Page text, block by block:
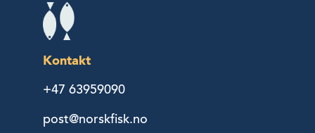
Kontakt
+47 63959090
post@norskfisk.no